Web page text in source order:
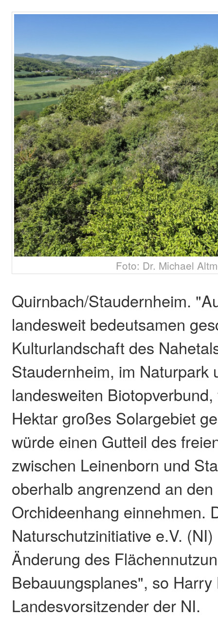
Foto: Dr. Michael
Quirnbach/Staudernheim.
landesweit bedeutsamen
Kulturlandschaft des
Staudernheim, im Naturpark
landesweiten
Hektar großes Solargebiet
würde einen Gutteil des
zwischen Leinenborn und
oberhalb angrenzend an
Orchideenhang einnehmen.
Naturschutzinitiative e.V.
Änderung des
Bebauungsplanes", so
Landesvorsitzender der NI.